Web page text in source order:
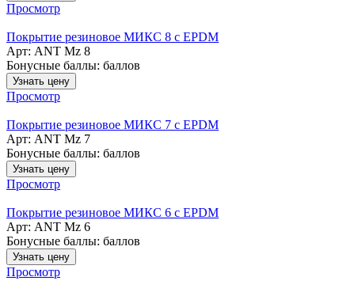
Просмотр
Покрытие резиновое МИКС 8 с EPDM
Арт: ANT Mz 8
Бонусные баллы: баллов
Узнать цену
Просмотр
Покрытие резиновое МИКС 7 с EPDM
Арт: ANT Mz 7
Бонусные баллы: баллов
Узнать цену
Просмотр
Покрытие резиновое МИКС 6 с EPDM
Арт: ANT Mz 6
Бонусные баллы: баллов
Узнать цену
Просмотр